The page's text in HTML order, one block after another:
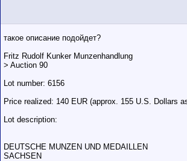
такое описание подойдет?
Fritz Rudolf Kunker Munzenhandlung
> Auction 90
Lot number: 6156
Price realized: 140 EUR (approx. 155 U.S. Dollars
Lot description:
DEUTSCHE MUNZEN UND MEDAILLEN
SACHSEN